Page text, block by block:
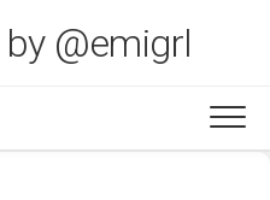
@emigrl